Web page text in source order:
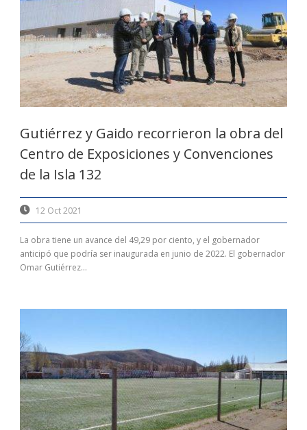
Gutiérrez y Gaido recorrieron la obra del
Centro de Exposiciones y Convenciones
de la Isla 132
12 Oct 2021
La obra tiene un avance del 49,29 por ciento, y el gobernador
anticipó que podría ser inaugurada en junio de 2022. El gobernador
Omar Gutiérrez...